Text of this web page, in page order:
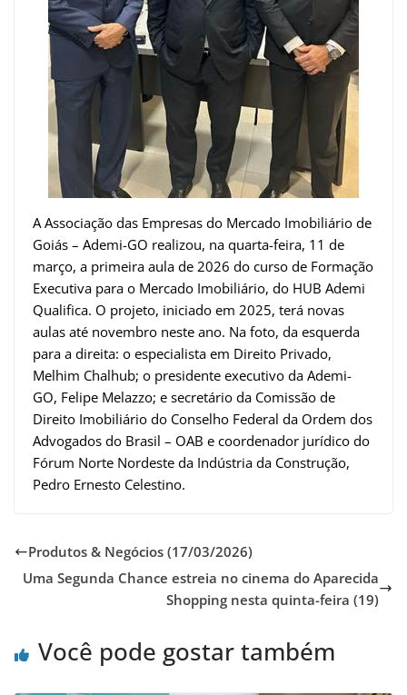
A Associação das Empresas do Mercado Imobiliário de
Goiás – Ademi-GO realizou, na quarta-feira, 11 de
março, a primeira aula de 2026 do curso de Formação
Executiva para o Mercado Imobiliário, do HUB Ademi
Qualifica. O projeto, iniciado em 2025, terá novas
aulas até novembro neste ano. Na foto, da esquerda
para a direita: o especialista em Direito Privado,
Melhim Chalhub; o presidente executivo da Ademi-
GO, Felipe Melazzo; e secretário da Comissão de
Direito Imobiliário do Conselho Federal da Ordem dos
Advogados do Brasil – OAB e coordenador jurídico do
Fórum Norte Nordeste da Indústria da Construção,
Pedro Ernesto Celestino.
Produtos & Negócios (17/03/2026)
Uma Segunda Chance estreia no cinema do Aparecida
Shopping nesta quinta-feira (19)
Você pode gostar também